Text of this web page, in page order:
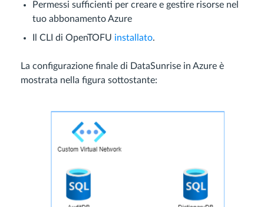
Permessi sufficienti per creare e gestire risorse nel
tuo abbonamento Azure
Il CLI di OpenTOFU installato.
La configurazione finale di DataSunrise in Azure è
mostrata nella figura sottostante: